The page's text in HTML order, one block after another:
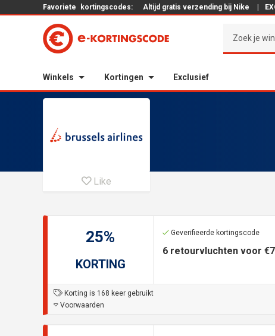
Favoriete kortingscodes: Altijd gratis verzending bij Nike
Winkels Kortingen Exclusief
Like
25%
KORTING
Geverifieerde kortingscode
6 retourvluchten voor
Korting is 168 keer gebruikt
Voorwaarden